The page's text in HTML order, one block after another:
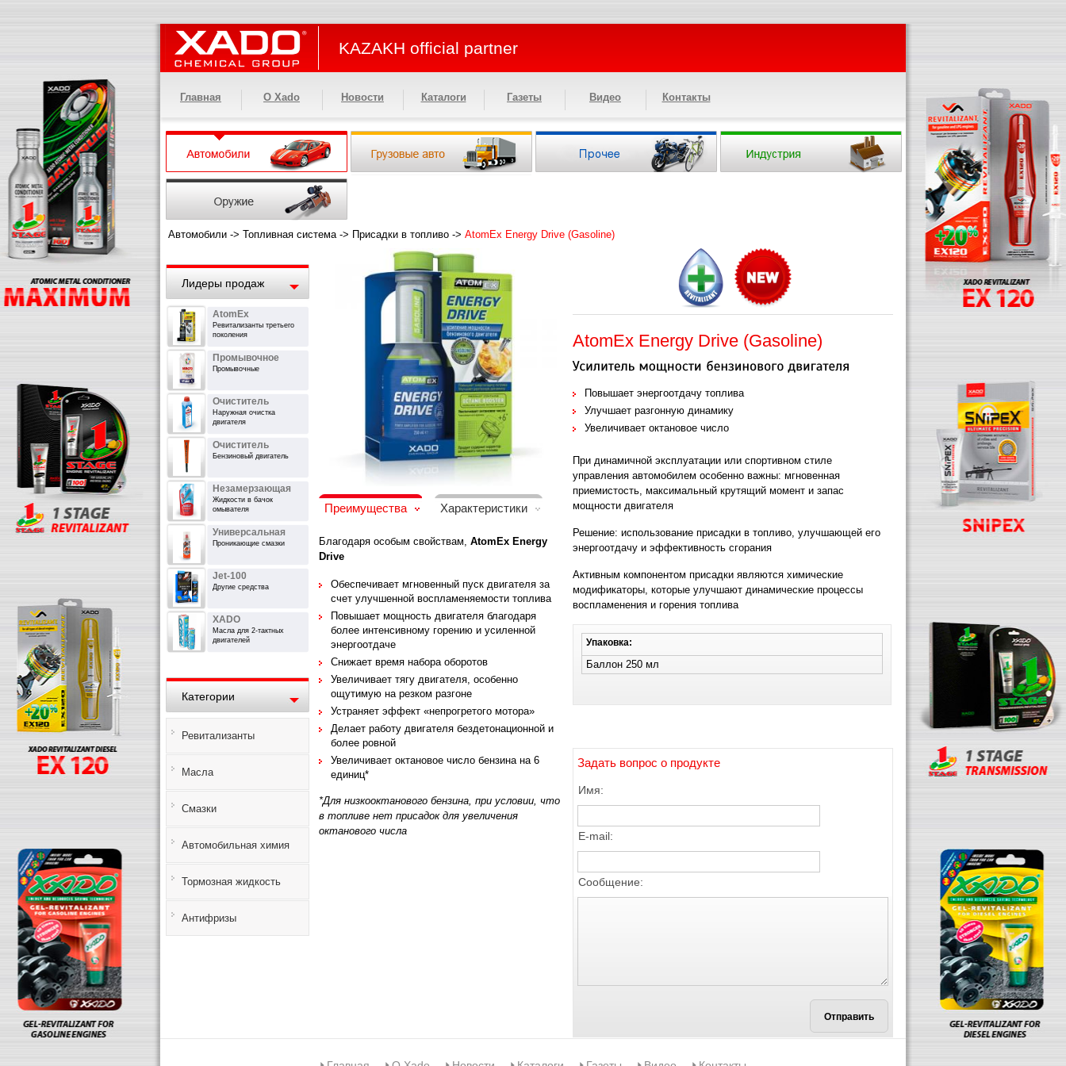
KAZAKH official partner
Главная О Xado Новости Каталоги Газеты Видео Контакты
Автомобили -> Топливная система-> Присадки в топливо -> AtomEx Energy Drive (Gasoline)
Лидеры продаж
AtomEx
Ревитализанты третьего
поколения
Промывочное
Промывочные
Очиститель
Наружная очистка
двигателя
Очиститель
Бензиновый двигатель
Незамерзающая
Жидкости в бачок
омывателя
Универсальная
Проникающие смазки
Jet-100
Другие средства
XADO
Масла для 2-тактных
двигателей
Категории
Ревитализанты
Масла
Смазки
Автомобильная химия
Тормозная жидкость
Антифризы
Преимущества Характеристики
Благодаря особым свойствам, AtomEx Energy
Drive
Обеспечивает мгновенный пуск двигателя за
счет улучшенной воспламеняемости топлива
Повышает мощность двигателя благодаря
более интенсивному горению и усиленной
энергоотдаче
Снижает время набора оборотов
Увеличивает тягу двигателя, особенно
ощутимую на резком разгоне
Устраняет эффект «непрогретого мотора»
Делает работу двигателя бездетонационной и
более ровной
Увеличивает октановое число бензина на 6
единиц*
*Для низкооктанового бензина, при условии, что
в топливе нет присадок для увеличения
октанового числа
AtomEx Energy Drive (Gasoline)
Повышает энергоотдачу топлива
Улучшает разгонную динамику
Увеличивает октановое число
При динамичной эксплуатации или спортивном стиле
управления автомобилем особенно важны: мгновенная
приемистость, максимальный крутящий момент и запас
мощности двигателя
Решение: использование присадки в топливо, улучшающей его
энергоотдачу и эффективность сгорания
Активным компонентом присадки являются химические
модификаторы, которые улучшают динамические процессы
воспламенения и горения топлива
Упаковка:
Баллон 250 мл
Задать вопрос о продукте
Имя:
E-mail:
Сообщение:
Отправить